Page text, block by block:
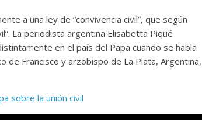
a una ley de “convivencia civil”, que según
La periodista argentina Elisabetta Piqué
en el país del Papa cuando se habla
de Francisco y arzobispo de La Plata, Argentina,
sobre la unión civil